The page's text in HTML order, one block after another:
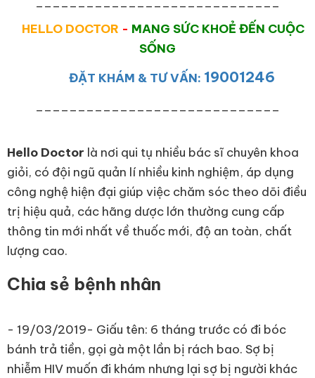
HELLO DOCTOR - MANG SỨC KHOẺ ĐẾN CUỘC
SỐNG
ĐẶT KHÁM & TƯ VẤN: 19001246
Hello Doctor là nơi qui tụ nhiều bác sĩ chuyên khoa
giỏi, có đội ngũ quản lí nhiều kinh nghiệm, áp dụng
công nghệ hiện đại giúp việc chăm sóc theo dõi điều
trị hiệu quả, các hãng dược lớn thường cung cấp
thông tin mới nhất về thuốc mới, độ an toàn, chất
lượng cao.
Chia sẻ bệnh nhân
- 19/03/2019- Giấu tên: 6 tháng trước có đi bóc
bánh trả tiền, gọi gà một lần bị rách bao. Sợ bị
nhiễm HIV muốn đi khám nhưng lại sợ bị người khác